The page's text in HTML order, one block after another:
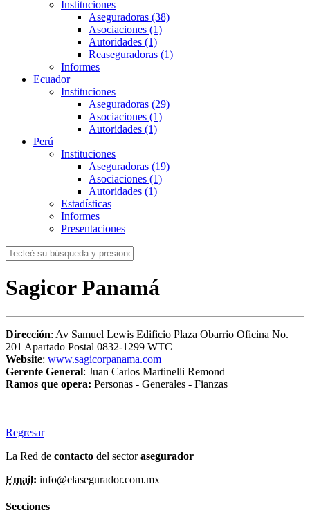
Instituciones
Aseguradoras (38)
Asociaciones (1)
Autoridades (1)
Reaseguradoras (1)
Informes
Ecuador
Instituciones
Aseguradoras (29)
Asociaciones (1)
Autoridades (1)
Perú
Instituciones
Aseguradoras (19)
Asociaciones (1)
Autoridades (1)
Estadísticas
Informes
Presentaciones
Sagicor Panamá
Dirección: Av Samuel Lewis Edificio Plaza Obarrio Oficina No.
201 Apartado Postal 0832-1299 WTC
Website: www.sagicorpanama.com
Gerente General: Juan Carlos Martinelli Remond
Ramos que opera: Personas - Generales - Fianzas
Regresar
La Red de contacto del sectorasegurador
Email: info@elasegurador.com.mx
Secciones